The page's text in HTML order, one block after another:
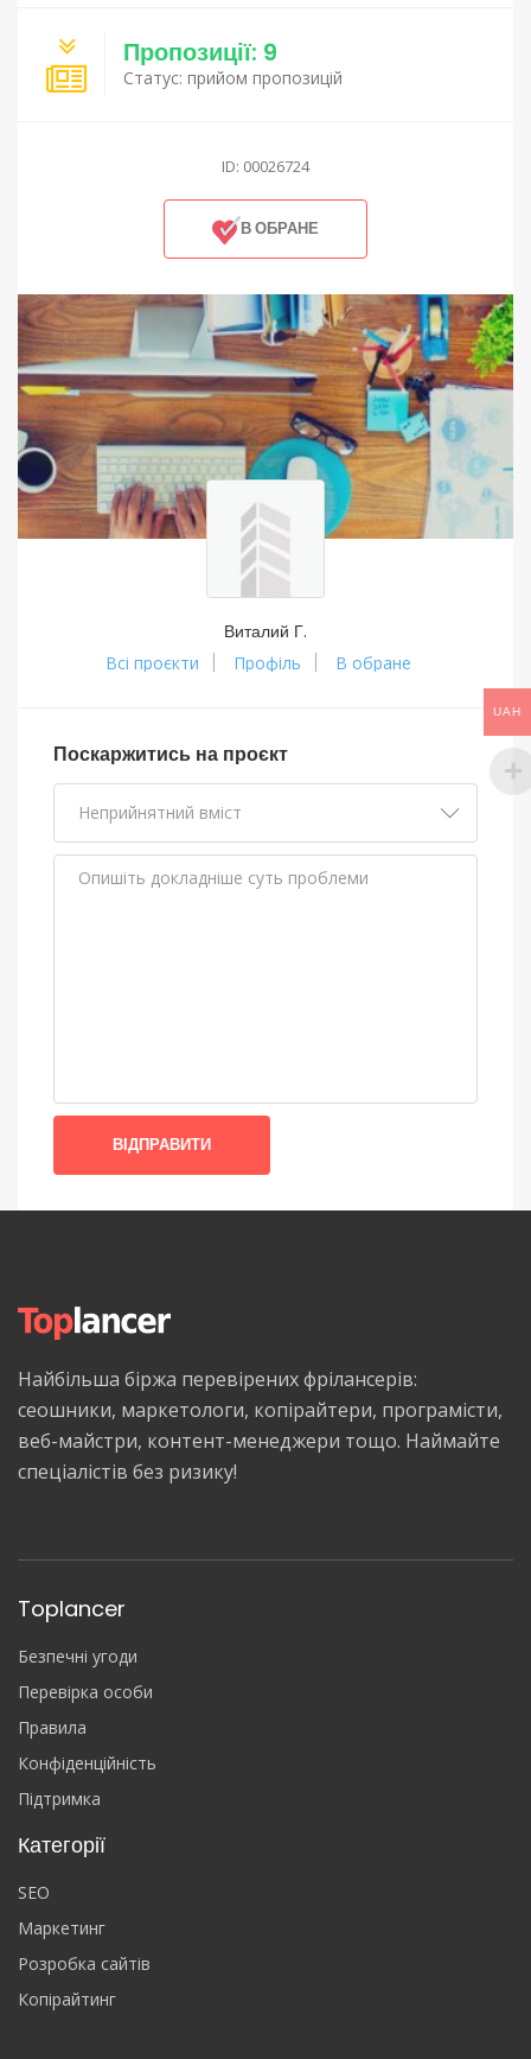
Пропозиції: 9
Статус: прийом пропозицій
ID: 00026724
В ОБРАНЕ
Виталий Г.
Всі проєкти Профіль В обране
Поскаржитись на проєкт
ВІДПРАВИТИ
Найбільша біржа перевірених фрілансерів:
сеошники, маркетологи, копірайтери, програмісти,
веб-майстри, контент-менеджери тощо. Наймайте
спеціалістів без ризику!
Toplancer
Безпечні угоди
Перевірка особи
Правила
Конфіденційність
Підтримка
Категорії
SEO
Маркетинг
Розробка сайтів
Копірайтинг
UAH